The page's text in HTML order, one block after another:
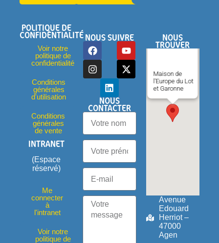
POLITIQUE DE
CONFIDENTIALITÉ
Voir notre
politique de
confidentialité
Conditions
générales
d'utilisation
Conditions
générales
de vente
INTRANET
(Espace
réservé)
Me
connecter
à
l'intranet
Voir notre
politique de
NOUS SUIVRE
NOUS
CONTACTER
NOUS
TROUVER
Maison de
l'Europe du Lot
et Garonne
Avenue
Edouard
Herriot –
47000
Agen